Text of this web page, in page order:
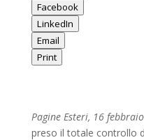
Facebook
LinkedIn
Email
Print
Pagine Esteri, 16
preso il totale controllo